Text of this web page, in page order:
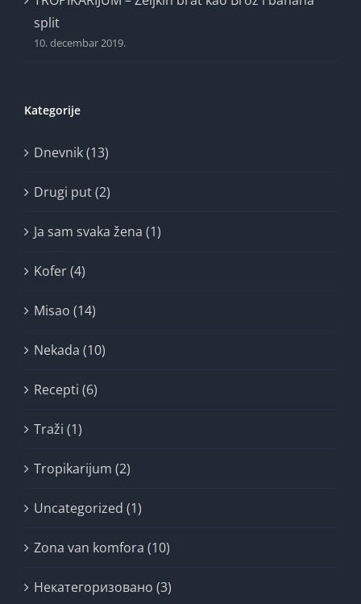
split
10. decembar 2019.
Kategorije
Dnevnik (13)
Drugi put (2)
Ja sam svaka žena (1)
Kofer (4)
Misao (14)
Nekada (10)
Recepti (6)
Traži (1)
Tropikarijum (2)
Uncategorized (1)
Zona van komfora (10)
Некатегоризовано (3)